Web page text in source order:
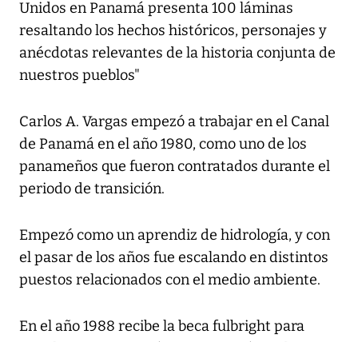
Unidos en Panamá presenta 100 láminas
resaltando los hechos históricos, personajes y
anécdotas relevantes de la historia conjunta de
nuestros pueblos"
Carlos A. Vargas empezó a trabajar en el Canal
de Panamá en el año 1980, como uno de los
panameños que fueron contratados durante el
periodo de transición.
Empezó como un aprendiz de hidrología, y con
el pasar de los años fue escalando en distintos
puestos relacionados con el medio ambiente.
En el año 1988 recibe la beca fulbright para